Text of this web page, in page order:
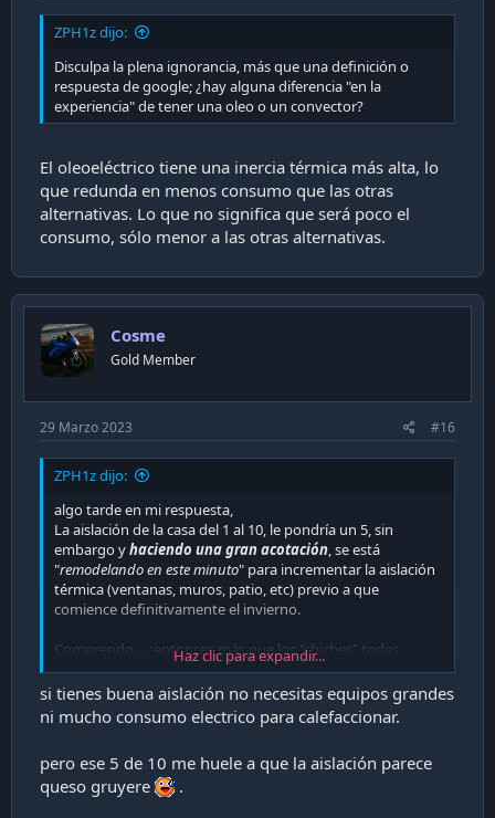
ZPH1z dijo:
Disculpa la plena ignorancia, más que una definición o
respuesta de google; ¿hay alguna diferencia "en la
experiencia" de tener una oleo o un convector?
El oleoeléctrico tiene una inercia térmica más alta, lo
que redunda en menos consumo que las otras
alternativas. Lo que no significa que será poco el
consumo, sólo menor a las otras alternativas.
Cosme
Gold Member
29 Marzo 2023 #16
ZPH1z dijo:
algo tarde en mi respuesta,
La aislación de la casa del 1 al 10, le pondría un 5, sin
embargo yhaciendo una gran acotación, se está
"remodelando en este minuto" para incrementar la aislación
térmica (ventanas, muros, patio, etc) previo a que
comience definitivamente el invierno.
Comprendo... ¿entonces más que los "chiches" todas
deberían rendir lo mismo? (dentro de un mismo rango de
valor).
Haz clic para expandir...
si tienes buena aislación no necesitas equipos grandes
ni mucho consumo electrico para calefaccionar.
pero ese 5 de 10 me huele a que la aislación parece
queso gruyere
.